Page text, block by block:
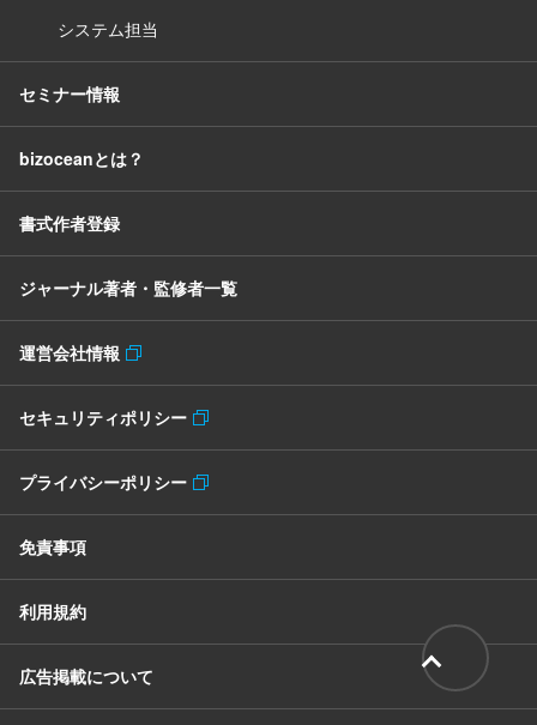
システム担当
セミナー情報
bizoceanとは？
書式作者登録
ジャーナル著者・監修者一覧
運営会社情報
セキュリティポリシー
プライバシーポリシー
免責事項
利用規約
広告掲載について